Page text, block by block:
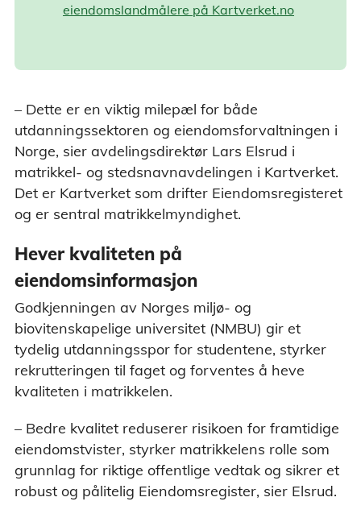
eiendomslandmålere på Kartverket.no
– Dette er en viktig milepæl for både
utdanningssektoren og eiendomsforvaltningen i
Norge, sier avdelingsdirektør Lars Elsrud i
matrikkel- og stedsnavnavdelingen i Kartverket.
Det er Kartverket som drifter Eiendomsregisteret
og er sentral matrikkelmyndighet.
Hever kvaliteten på
eiendomsinformasjon
Godkjenningen av Norges miljø- og
biovitenskapelige universitet (NMBU) gir et
tydelig utdanningsspor for studentene, styrker
rekrutteringen til faget og forventes å heve
kvaliteten i matrikkelen.
– Bedre kvalitet reduserer risikoen for framtidige
eiendomstvister, styrker matrikkelens rolle som
grunnlag for riktige offentlige vedtak og sikrer et
robust og pålitelig Eiendomsregister, sier Elsrud.